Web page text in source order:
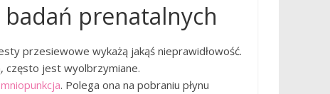
prenatalnych
przesiewowe wykażą jakąś nieprawidłowość.
często jest wyolbrzymiane.
. Polega ona na pobraniu płynu